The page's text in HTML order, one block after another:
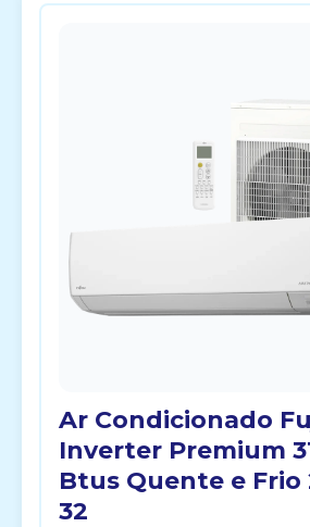
Ar Condicionado
Inverter Premium
Btus Quente e Frio
32